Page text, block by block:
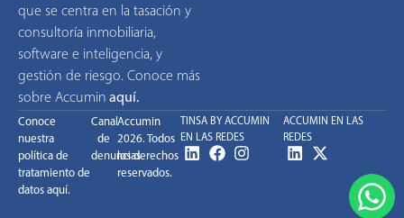
que se centra en la tasación y
consultoría inmobiliaria,
software e inteligencia, y
gestión de riesgo. Conoce más
sobre Accumin aquí.
Conoce
nuestra
política de
tratamiento de
datos aquí.
Canal
de
denuncias
Accumin
2026. Todos
los derechos
reservados.
TINSA BY ACCUMIN
EN LAS REDES
ACCUMIN EN LAS
REDES